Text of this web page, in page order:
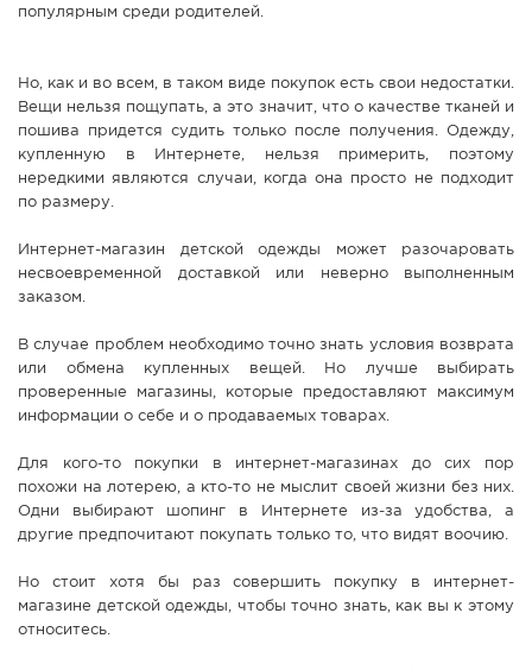
популярным среди родителей.
Но, как и во всем, в таком виде покупок есть свои недостатки.
Вещи нельзя пощупать, а это значит, что о качестве тканей и
пошива придется судить только после получения. Одежду,
купленную в Интернете, нельзя примерить, поэтому
нередкими являются случаи, когда она просто не подходит
по размеру.
Интернет-магазин детской одежды может разочаровать
несвоевременной доставкой или неверно выполненным
заказом.
В случае проблем необходимо точно знать условия возврата
или обмена купленных вещей. Но лучше выбирать
проверенные магазины, которые предоставляют максимум
информации о себе и о продаваемых товарах.
Для кого-то покупки в интернет-магазинах до сих пор
похожи на лотерею, а кто-то не мыслит своей жизни без них.
Одни выбирают шопинг в Интернете из-за удобства, а
другие предпочитают покупать только то, что видят воочию.
Но стоит хотя бы раз совершить покупку в интернет-
магазине детской одежды, чтобы точно знать, как вы к этому
относитесь.